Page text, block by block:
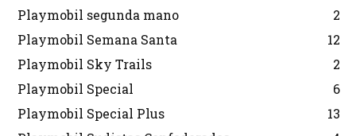
Playmobil segunda mano
2
Playmobil Semana Santa
12
Playmobil Sky Trails
2
Playmobil Special
6
Playmobil Special Plus
13